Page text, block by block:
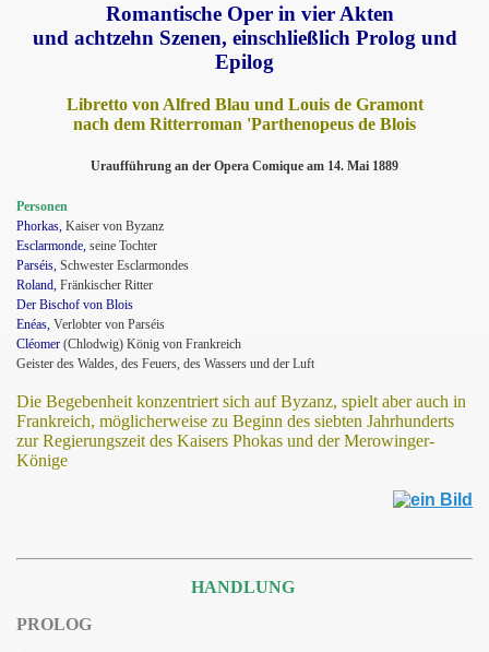
Romantische Oper in vier Akten
und achtzehn Szenen, einschließlich Prolog und
Epilog
Libretto von Alfred Blau und Louis de Gramont
nach dem Ritterroman 'Parthenopeus de Blois
Uraufführung an der Opera Comique am 14. Mai 1889
Personen
Phorkas, Kaiser von Byzanz
Esclarmonde, seine Tochter
Parséis, Schwester Esclarmondes
Roland, Fränkischer Ritter
Der Bischof von Blois
Enéas, Verlobter von Parséis
Cléomer (Chlodwig) König von Frankreich
Geister des Waldes, des Feuers, des Wassers und der Luft
Die Begebenheit konzentriert sich auf Byzanz, spielt aber auch in
Frankreich, möglicherweise zu Beginn des siebten Jahrhunderts
zur Regierungszeit des Kaisers Phokas und der Merowinger-
Könige
HANDLUNG
PROLOG